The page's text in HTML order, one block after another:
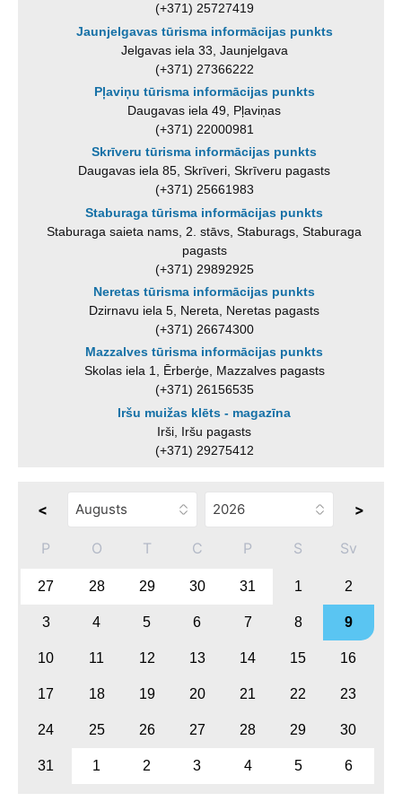
(+371) 25727419
Jaunjelgavas tūrisma informācijas punkts
Jelgavas iela 33, Jaunjelgava
(+371) 27366222
Pļaviņu tūrisma informācijas punkts
Daugavas iela 49, Pļaviņas
(+371) 22000981
Skrīveru tūrisma informācijas punkts
Daugavas iela 85, Skrīveri, Skrīveru pagasts
(+371) 25661983
Staburaga tūrisma informācijas punkts
Staburaga saieta nams, 2. stāvs, Staburags, Staburaga
pagasts
(+371) 29892925
Neretas tūrisma informācijas punkts
Dzirnavu iela 5, Nereta, Neretas pagasts
(+371) 26674300
Mazzalves tūrisma informācijas punkts
Skolas iela 1, Ērberģe, Mazzalves pagasts
(+371) 26156535
Iršu muižas klēts - magazīna
Irši, Iršu pagasts
(+371) 29275412
< >
P O T C P S Sv
27 28 29 30 31 1 2
3 4 5 6 7 8 9
10 11 12 13 14 15 16
17 18 19 20 21 22 23
24 25 26 27 28 29 30
31 1 2 3 4 5 6